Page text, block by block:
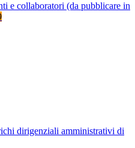
e collaboratori (da pubblicare in
dirigenziali amministrativi di